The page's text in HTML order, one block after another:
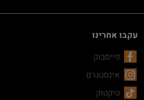
עקבו אחרינו
פייסבוק
אינסטגרם
טיקטוק